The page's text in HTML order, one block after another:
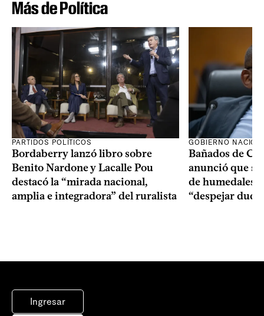
Más de Política
PARTIDOS POLÍTICOS
Bordaberry lanzó libro sobre
Benito Nardone y Lacalle Pou
destacó la “mirada nacional,
amplia e integradora” del ruralista
GOBIERNO
Bañados de
anunció que
de humedales
“despejar
Ingresar